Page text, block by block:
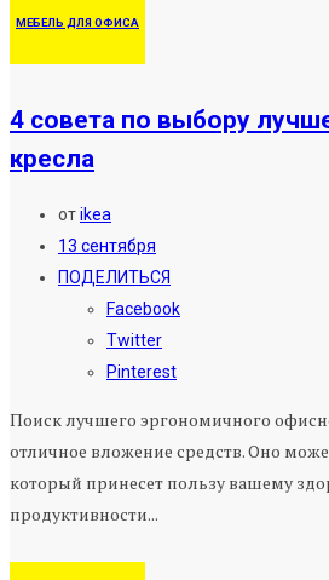
МЕБЕЛЬ ДЛЯ ОФИСА
4 совета по выбору
кресла
отikea
13 сентября
ПОДЕЛИТЬСЯ
Facebook
Twitter
Pinterest
Поиск лучшего эргономичного
отличное вложение средств. Оно
который принесет пользу вашему
продуктивности...